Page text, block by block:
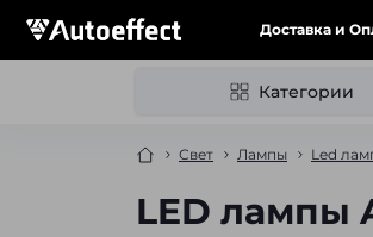
Доставка и
Категории
Свет Лампы Led
LED лампы